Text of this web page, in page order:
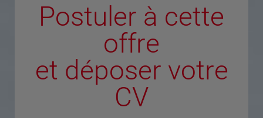
Postuler à cette
offre
et déposer votre
CV